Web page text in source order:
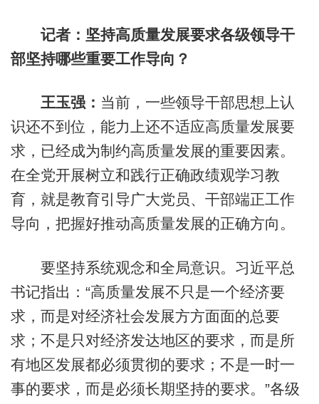
记者：坚持高质量发展要求各级领导干
部坚持哪些重要工作导向？
王玉强： 当前，一些领导干部思想上认
识还不到位，能力上还不适应高质量发展要
求，已经成为制约高质量发展的重要因素。
在全党开展树立和践行正确政绩观学习教
育，就是教育引导广大党员、干部端正工作
导向，把握好推动高质量发展的正确方向。
要坚持系统观念和全局意识。习近平总
书记指出：“高质量发展不只是一个经济要
求，而是对经济社会发展方方面面的总要
求；不是只对经济发达地区的要求，而是所
有地区发展都必须贯彻的要求；不是一时一
事的要求，而是必须长期坚持的要求。”各级